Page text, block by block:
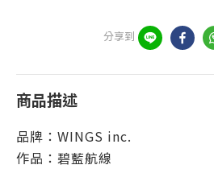
分享到
商品描述
品牌：WINGS inc.
作品：碧藍航線